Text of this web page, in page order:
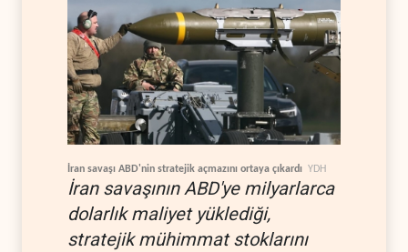
İran savaşı ABD'nin stratejik açmazını ortaya çıkardı YDH
İran savaşının ABD'ye milyarlarca
dolarlık maliyet yüklediği,
stratejik mühimmat stoklarını